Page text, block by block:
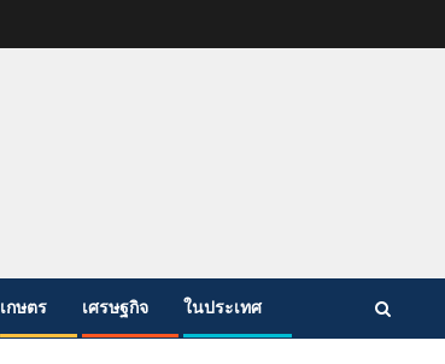
เกษตร เศรษฐกิจ ในประเทศ